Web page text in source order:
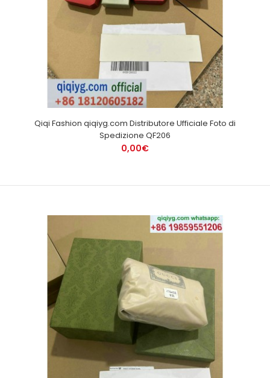
Qiqi Fashion qiqiyg.com Distributore Ufficiale Foto di
Spedizione QF206
0,00€